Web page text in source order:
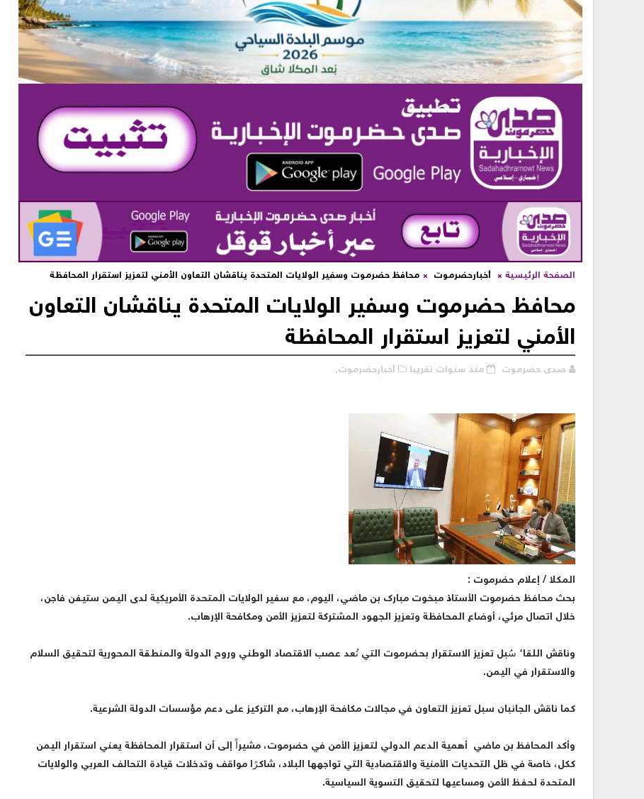
الصفحة الرئيسية أخبارحضرموت محافظ حضرموت وسفير الولايات المتحدة يناقشان التعاون الأمني لتعزيز استقرار المحافظة
محافظ حضرموت وسفير الولايات المتحدة يناقشان التعاون
الأمني لتعزيز استقرار المحافظة
صدى حضرموت منذ سنوات تقريبا أخبارحضرموت,
المكلا / إعلام حضرموت :
بحث محافظ حضرموت الأستاذ مبخوت مبارك بن ماضي، اليوم، مع سفير الولايات المتحدة الأمريكية لدى اليمن ستيفن فاجن،
خلال اتصال مرئي، أوضاع المحافظة وتعزيز الجهود المشتركة لتعزيز الأمن ومكافحة الإرهاب.
وناقش اللقاء سُبل تعزيز الاستقرار بحضرموت التي تُعد عصب الاقتصاد الوطني وروح الدولة والمنطقة المحورية لتحقيق السلام
والاستقرار في اليمن.
كما ناقش الجانبان سبل تعزيز التعاون في مجالات مكافحة الإرهاب، مع التركيز على دعم مؤسسات الدولة الشرعية.
وأكد المحافظ بن ماضي أهمية الدعم الدولي لتعزيز الأمن في حضرموت، مشيراً إلى أن استقرار المحافظة يعني استقرار اليمن
ككل، خاصة في ظل التحديات الأمنية والاقتصادية التي تواجهها البلاد، شاكرًا مواقف وتدخلات قيادة التحالف العربي والولايات
المتحدة لحفظ الأمن ومساعيها لتحقيق التسوية السياسية.